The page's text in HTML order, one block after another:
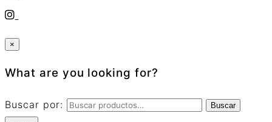
×
What are you looking for?
Buscar por: Buscar